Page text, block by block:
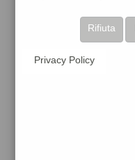
Rifiuta
Privacy Policy